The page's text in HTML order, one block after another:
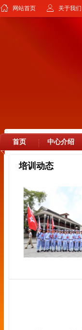
网站首页 关于我们
首页 中心介绍
培训动态